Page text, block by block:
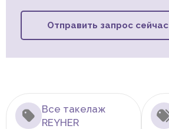
Отправить запрос сейчас
Все такелаж
REYHER